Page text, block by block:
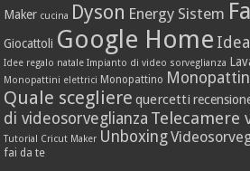
Maker cucina Dyson Energy Sistem
Giocattoli Google Home
Idee regalo natale Impianto di video sorveglianza
Monopattini elettrici Monopattino
Quale scegliere quercetti
di videosorveglianza Telecamere
Tutorial Cricut Maker Unboxing
fai da te